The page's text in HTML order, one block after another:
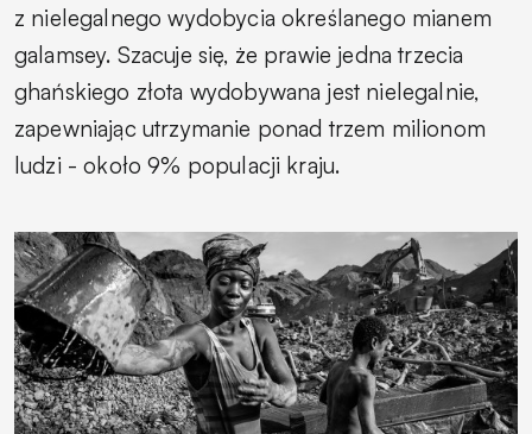
z nielegalnego wydobycia określanego mianem
galamsey. Szacuje się, że prawie jedna trzecia
ghańskiego złota wydobywana jest nielegalnie,
zapewniając utrzymanie ponad trzem milionom
ludzi - około 9% populacji kraju.